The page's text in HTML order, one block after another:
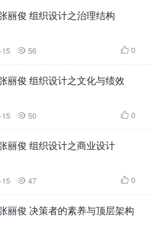
丽俊 组织设计之治理结构
 56  0
丽俊 组织设计之文化与绩效
 50  0
丽俊 组织设计之商业设计
 47  0
丽俊 决策者的素养与顶层架构